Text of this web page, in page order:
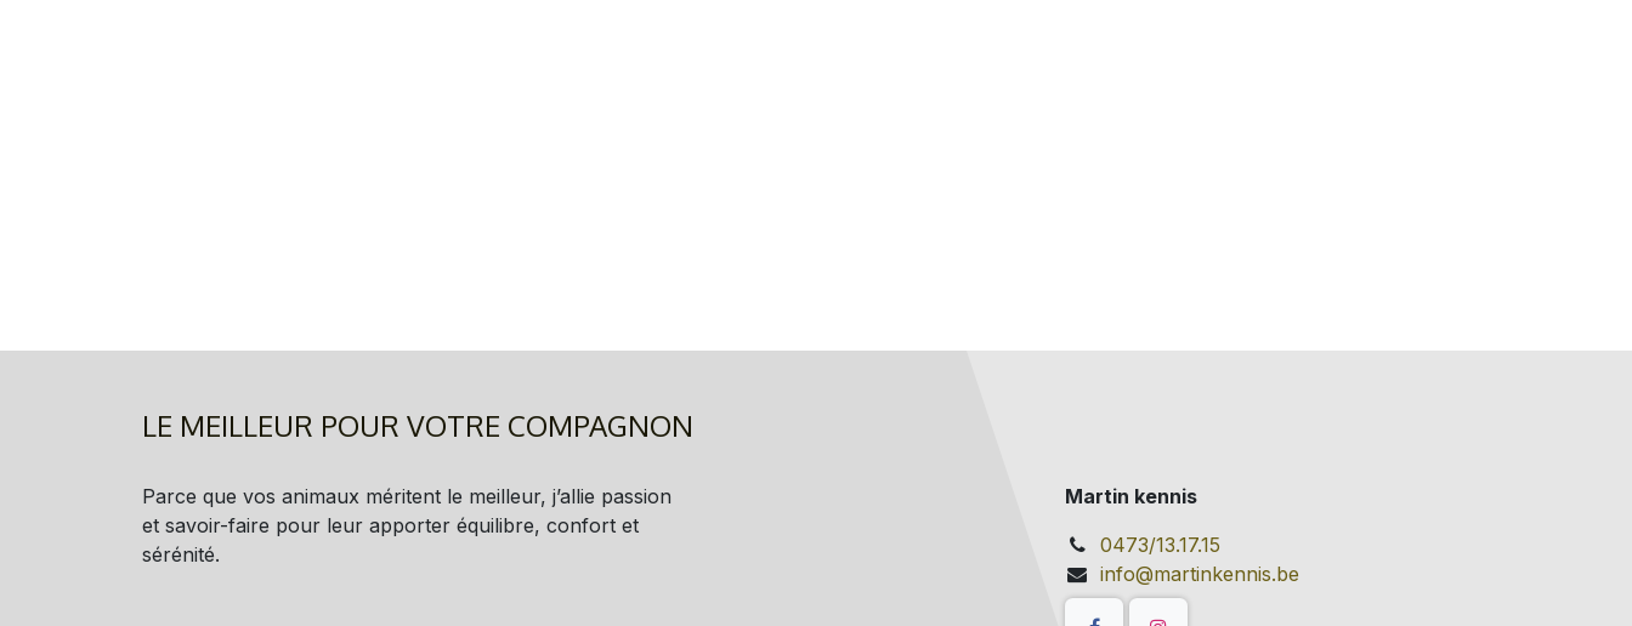
LE MEILLEUR POUR VOTRE COMPAGNON
Parce que vos animaux méritent le meilleur, j’allie passion
et savoir-faire pour leur apporter équilibre, confort et
sérénité.
Martin kennis
0473/13.17.15
info@martinkennis.be